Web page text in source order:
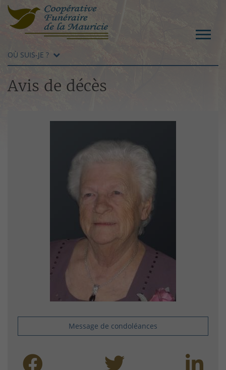
OÙ SUIS-JE ?
Avis de décès
Message de condoléances